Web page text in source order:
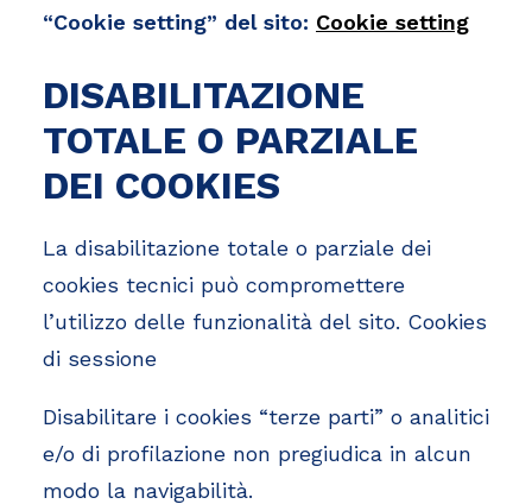
“Cookie setting” del sito: Cookie setting
DISABILITAZIONE
TOTALE O PARZIALE
DEI COOKIES
La disabilitazione totale o parziale dei
cookies tecnici può compromettere
l’utilizzo delle funzionalità del sito. Cookies
di sessione
Disabilitare i cookies “terze parti” o analitici
e/o di profilazione non pregiudica in alcun
modo la navigabilità.